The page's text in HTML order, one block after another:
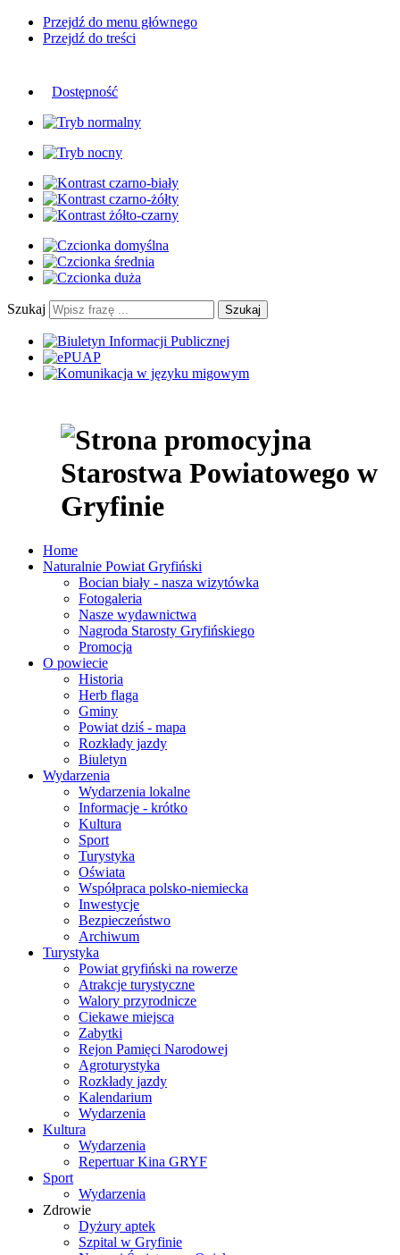
Przejdź do menu głównego
Przejdź do treści
Dostępność
Szukaj Szukaj
Home
Naturalnie Powiat Gryfiński
Bocian biały - nasza wizytówka
Fotogaleria
Nasze wydawnictwa
Nagroda Starosty Gryfińskiego
Promocja
O powiecie
Historia
Herb flaga
Gminy
Powiat dziś - mapa
Rozkłady jazdy
Biuletyn
Wydarzenia
Wydarzenia lokalne
Informacje - krótko
Kultura
Sport
Turystyka
Oświata
Współpraca polsko-niemiecka
Inwestycje
Bezpieczeństwo
Archiwum
Turystyka
Powiat gryfiński na rowerze
Atrakcje turystyczne
Walory przyrodnicze
Ciekawe miejsca
Zabytki
Rejon Pamięci Narodowej
Agroturystyka
Rozkłady jazdy
Kalendarium
Wydarzenia
Kultura
Wydarzenia
Repertuar Kina GRYF
Sport
Wydarzenia
Zdrowie
Dyżury aptek
Szpital w Gryfinie